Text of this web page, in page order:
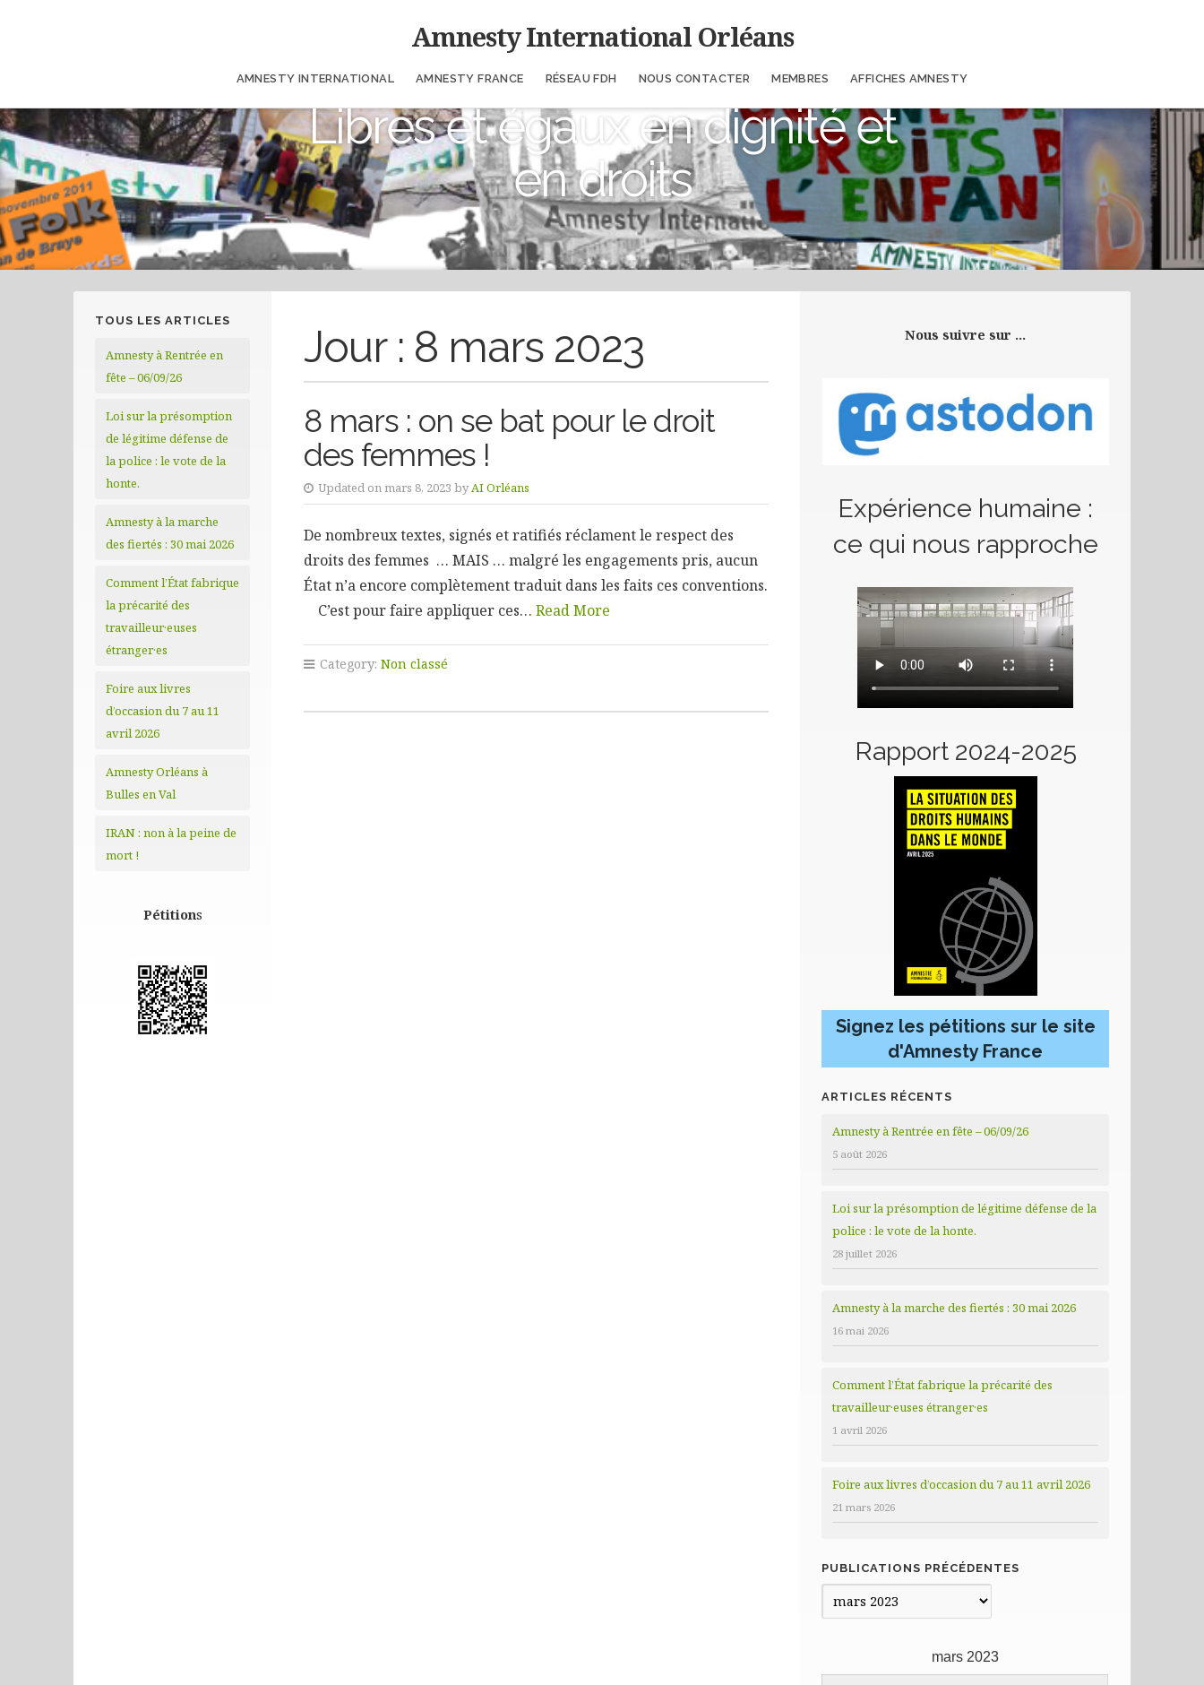
Amnesty International Orléans
AMNESTY INTERNATIONAL AMNESTY FRANCE RÉSEAU FDH NOUS CONTACTER MEMBRES AFFICHES AMNESTY
Libres et égaux en dignité et
en droits
TOUS LES ARTICLES
Amnesty à Rentrée en
fête – 06/09/26
Loi sur la présomption
de légitime défense de
la police : le vote de la
honte.
Amnesty à la marche
des fiertés : 30 mai 2026
Comment l’État fabrique
la précarité des
travailleur·euses
étranger·es
Foire aux livres
d’occasion du 7 au 11
avril 2026
Amnesty Orléans à
Bulles en Val
IRAN : non à la peine de
mort !
Pétitions
Jour : 8 mars 2023
8 mars : on se bat pour le droit
des femmes !
Updated on mars 8, 2023 byAI Orléans
De nombreux textes, signés et ratifiés réclament le respect des
droits des femmes … MAIS … malgré les engagements pris, aucun
État n’a encore complètement traduit dans les faits ces conventions.
C’est pour faire appliquer ces… Read More
Category: Non classé
Nous suivre sur ...
Expérience humaine :
ce qui nous rapproche
Rapport 2024-2025
Signez les pétitions sur le site
d'Amnesty France
ARTICLES RÉCENTS
Amnesty à Rentrée en fête – 06/09/26
5 août 2026
Loi sur la présomption de légitime défense de la
police : le vote de la honte.
28 juillet 2026
Amnesty à la marche des fiertés : 30 mai 2026
16 mai 2026
Comment l’État fabrique la précarité des
travailleur·euses étranger·es
1 avril 2026
Foire aux livres d’occasion du 7 au 11 avril 2026
21 mars 2026
PUBLICATIONS PRÉCÉDENTES
Publications
précédentes
mars 2023